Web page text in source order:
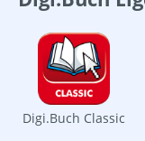
Digi.Buch Classic